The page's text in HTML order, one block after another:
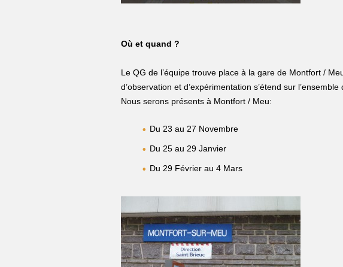
Où et quand ?
Le QG de l’équipe trouve place à la gare de Montfort /
d’observation et d’expérimentation s’étend sur
Nous serons présents à Montfort / Meu:
Du 23 au 27 Novembre
Du 25 au 29 Janvier
Du 29 Février au 4 Mars